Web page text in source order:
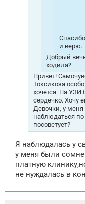
Спасибо
и верю.
Добрый
ходила?
Привет!
Токсикоза
хочется. На
сердечко. Хочу
Девочки, у меня
наблюдаться
посоветует?
Я наблюдалась у
у меня были
платную
не нуждалась в